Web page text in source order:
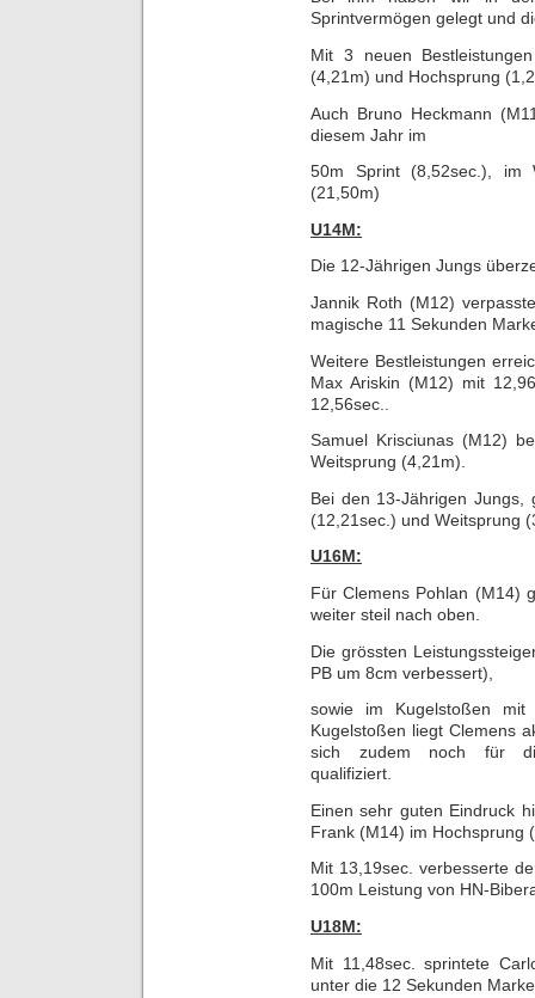
Sprintvermögen gelegt und
Mit 3 neuen
(4,21m) und Hochsprung
Auch Bruno Heckmann
diesem Jahr im
50m Sprint (8,52sec.), im
(21,50m)
U14M:
Die 12-Jährigen Jungs
Jannik Roth (M12)
magische 11 Sekunden
Weitere Bestleistungen
Max Ariskin (M12) mit
12,56sec..
Samuel Krisciunas (M12)
Weitsprung (4,21m).
Bei den 13-Jährigen
(12,21sec.) und Weitsprung
U16M:
Für Clemens Pohlan (M14)
weiter steil nach oben.
Die grössten
PB um 8cm verbessert),
sowie im Kugelstoßen
Kugelstoßen liegt Clemens
sich zudem noch für die
qualifiziert.
Einen sehr guten Eindruck
Frank (M14) im Hochsprung
Mit 13,19sec. verbesserte
100m Leistung von HN-
U18M:
Mit 11,48sec. sprintete
unter die 12 Sekunden